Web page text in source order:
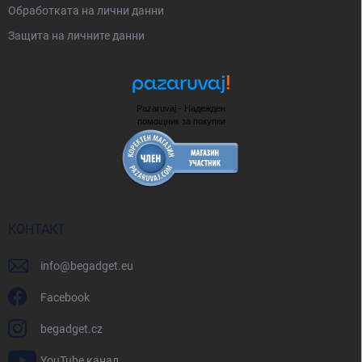
Oбработката на лични данни
Защита на личните данни
Pazaruvaj - Надежден
помощник за покупки
КОНТАКТ
info@begadget.eu
Facebook
begadget.cz